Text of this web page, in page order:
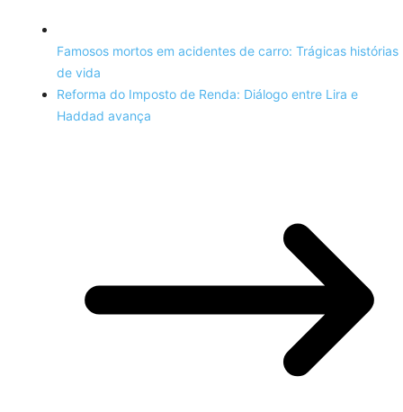
Famosos mortos em acidentes de carro: Trágicas histórias
de vida
Reforma do Imposto de Renda: Diálogo entre Lira e
Haddad avança